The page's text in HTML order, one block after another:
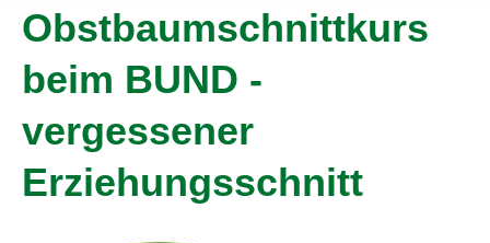
Obstbaumschnittkurs
beim BUND -
vergessener
Erziehungsschnitt